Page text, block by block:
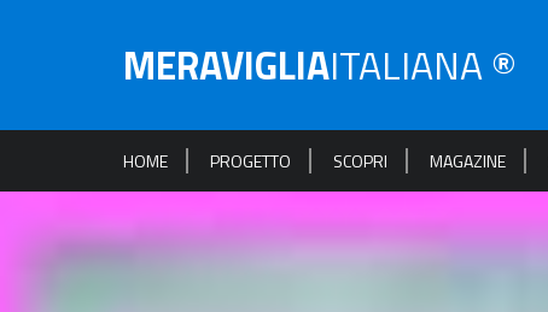
MERAVIGLIAITALIANA ®
HOME PROGETTO SCOPRI MAGAZINE